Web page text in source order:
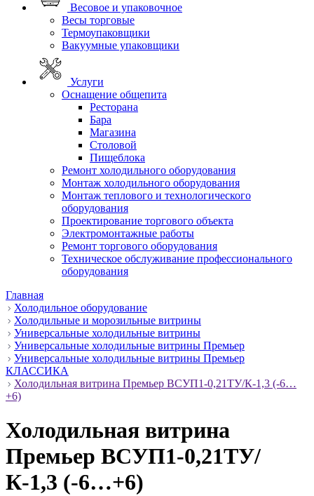
Весовое и упаковочное
Весы торговые
Термоупаковщики
Вакуумные упаковщики
Услуги
Оснащение общепита
Ресторана
Бара
Магазина
Столовой
Пищеблока
Ремонт холодильного оборудования
Монтаж холодильного оборудования
Монтаж теплового и технологического
оборудования
Проектирование торгового объекта
Электромонтажные работы
Ремонт торгового оборудования
Техническое обслуживание профессионального
оборудования
Главная
Холодильное оборудование
Холодильные и морозильные витрины
Универсальные холодильные витрины
Универсальные холодильные витрины Премьер
Универсальные холодильные витрины Премьер
КЛАССИКА
Холодильная витрина Премьер ВСУП1-0,21ТУ/К-1,3 (-6…
+6)
Холодильная витрина
Премьер ВСУП1-0,21ТУ/
К-1,3 (-6…+6)